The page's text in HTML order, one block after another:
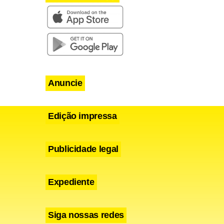
cálculos
com
haver a
Anuncie
Edição impressa
Publicidade legal
Expediente
Siga nossas redes